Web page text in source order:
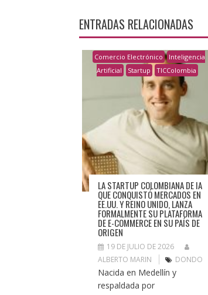
ENTRADAS RELACIONADAS
Comercio Electrónico
Inteligencia
Artificial
Startup TICColombia
LA STARTUP COLOMBIANA DE IA
QUE CONQUISTÓ MERCADOS EN
EE.UU. Y REINO UNIDO, LANZA
FORMALMENTE SU PLATAFORMA
DE E-COMMERCE EN SU PAÍS DE
ORIGEN
19 DE JULIO DE 2026
ALBERTO MARIN
DONDO
Nacida en Medellín y
respaldada por